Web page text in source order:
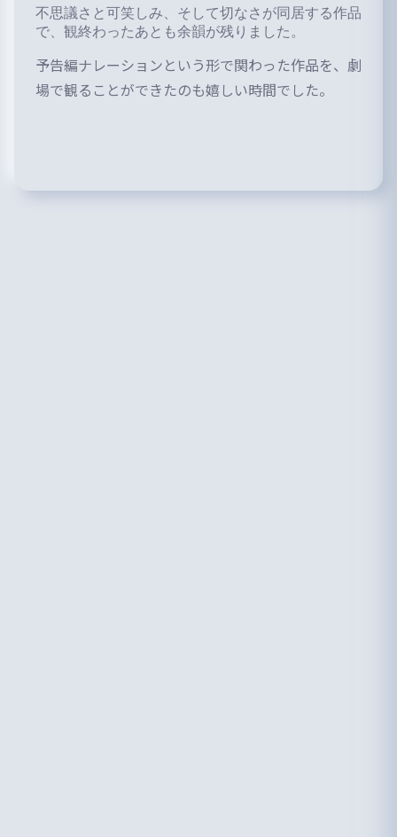
不思議さと可笑しみ、そして切なさが同居する作品
で、観終わったあとも余韻が残りました。
予告編ナレーションという形で関わった作品を、劇
場で観ることができたのも嬉しい時間でした。